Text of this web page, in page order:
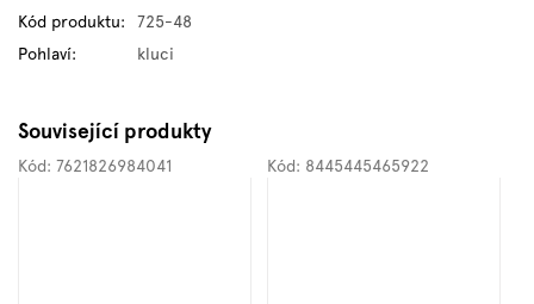
Kód produktu:
725-48
Pohlaví: kluci
Související produkty
Kód: 7621826984041 Kód: 8445445465922